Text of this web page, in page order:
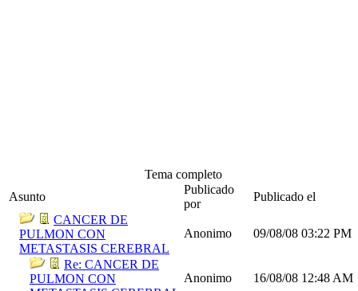
Tema completo
Asunto
Publicado
por
Publicado el
CANCER DE
PULMON CON
METASTASIS CEREBRAL
Anonimo 09/08/08 03:22 PM
Re: CANCER DE
PULMON CON
Anonimo 16/08/08 12:48 AM